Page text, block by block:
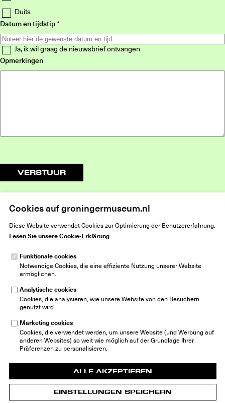
Cookies auf groningermuseum.nl
Diese Website verwendet Cookies zur Optimierung der Benutzererfahrung.
Lesen Sie unsere Cookie-Erklärung
Funktionale cookies
Notwendige Cookies, die eine effiziente Nutzung unserer Website
ermöglichen.
Analytische cookies
Cookies, die analysieren, wie unsere Website von den Besuchern
genutzt wird.
Marketing cookies
Cookies, die verwendet werden, um unsere Website (und Werbung auf
anderen Websites) so weit wie möglich auf der Grundlage Ihrer
Präferenzen zu personalisieren.
ALLE AKZEPTIEREN
EINSTELLUNGEN SPEICHERN
Duits
Datum en tijdstip
Ja, ik wil graag de nieuwsbrief ontvangen
Opmerkingen
VERSTUUR
Museumeiland 1
info@groningermuseum.nl
Tel: +31 50 3 666 555
© 2026 Groninger Museum